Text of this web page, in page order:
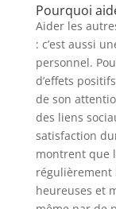
Pourquoi
Aider les
: c’est aussi
personnel.
d’effets
de son
des liens
satisfaction
montrent que
régulièrement
heureuses et